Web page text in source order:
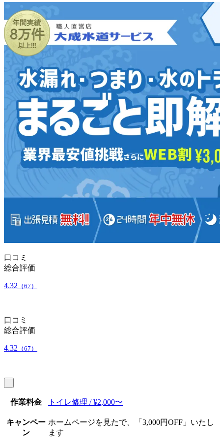
口コミ
総合評価
4.32 （67）
口コミ
総合評価
4.32 （67）
作業料金 トイレ修理 / ¥2,000〜
キャンペー
ン
ホームページを見たで、「3,000円OFF」いたし
ます